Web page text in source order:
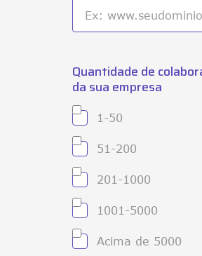
Quantidade de
da sua empresa
1-50
51-200
201-1000
1001-5000
Acima de 5000